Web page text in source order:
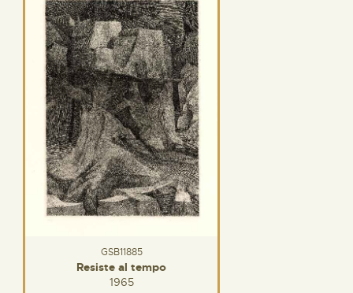
GSB11885
Resiste al tempo
1965